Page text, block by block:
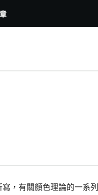
，有關顏色理論的一系